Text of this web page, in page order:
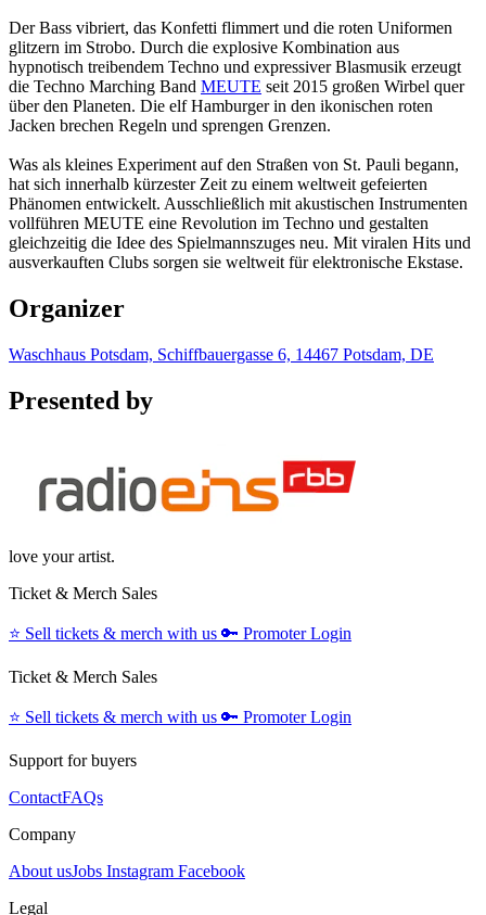
Der Bass vibriert, das Konfetti flimmert und die roten Uniformen
glitzern im Strobo. Durch die explosive Kombination aus
hypnotisch treibendem Techno und expressiver Blasmusik erzeugt
die Techno Marching Band MEUTE seit 2015 großen Wirbel quer
über den Planeten. Die elf Hamburger in den ikonischen roten
Jacken brechen Regeln und sprengen Grenzen.
Was als kleines Experiment auf den Straßen von St. Pauli begann,
hat sich innerhalb kürzester Zeit zu einem weltweit gefeierten
Phänomen entwickelt. Ausschließlich mit akustischen Instrumenten
vollführen MEUTE eine Revolution im Techno und gestalten
gleichzeitig die Idee des Spielmannszuges neu. Mit viralen Hits und
ausverkauften Clubs sorgen sie weltweit für elektronische Ekstase.
Organizer
Waschhaus Potsdam, Schiffbauergasse 6, 14467 Potsdam, DE
Presented by
love your artist.
Ticket & Merch Sales
⭐️ Sell tickets & merch with us 🔑 Promoter Login
Ticket & Merch Sales
⭐️ Sell tickets & merch with us 🔑 Promoter Login
Support for buyers
ContactFAQs
Company
About usJobs Instagram Facebook
Legal